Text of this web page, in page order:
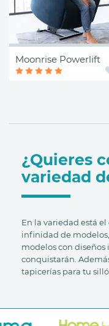
¿Quieres
variedad
En la variedad está
infinidad de
modelos con
conquistarán.
tapicerías para tu
Moonrise Powerlift